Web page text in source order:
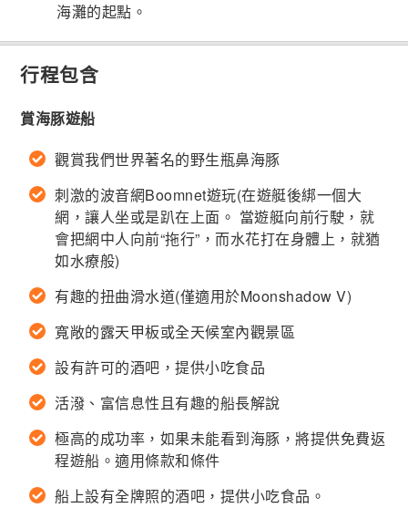
海灘的起點。
行程包含
賞海豚遊船
觀賞我們世界著名的野生瓶鼻海豚
刺激的波音網Boomnet遊玩(在遊艇後綁一個大
網，讓人坐或是趴在上面。 當遊艇向前行駛，就
會把網中人向前“拖行”，而水花打在身體上，就猶
如水療般)
有趣的扭曲滑水道(僅適用於Moonshadow V)
寬敞的露天甲板或全天候室內觀景區
設有許可的酒吧，提供小吃食品
活潑、富信息性且有趣的船長解說
極高的成功率，如果未能看到海豚，將提供免費返
程遊船。適用條款和條件
船上設有全牌照的酒吧，提供小吃食品。